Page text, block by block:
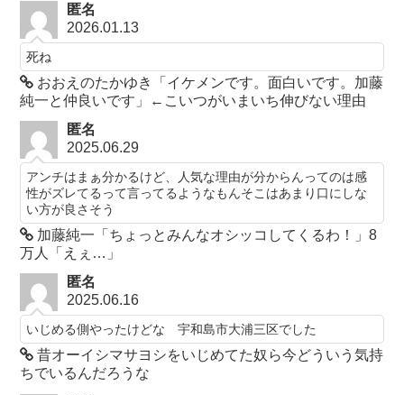
匿名
2026.01.13
死ね
おおえのたかゆき「イケメンです。面白いです。加藤
純一と仲良いです」←こいつがいまいち伸びない理由
匿名
2025.06.29
アンチはまぁ分かるけど、人気な理由が分からんってのは感
性がズレてるって言ってるようなもんそこはあまり口にしな
い方が良さそう
加藤純一「ちょっとみんなオシッコしてくるわ！」8
万人「えぇ…」
匿名
2025.06.16
いじめる側やったけどな 宇和島市大浦三区でした
昔オーイシマサヨシをいじめてた奴ら今どういう気持
ちでいるんだろうな